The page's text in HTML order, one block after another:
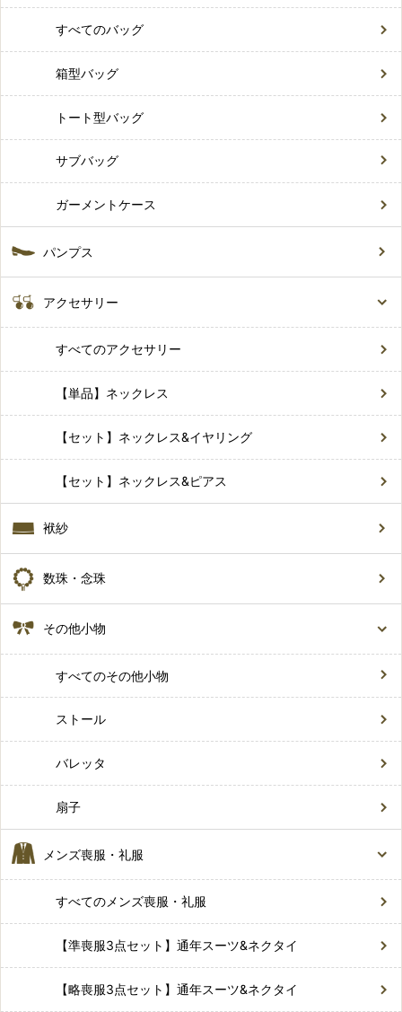
すべてのバッグ
箱型バッグ
トート型バッグ
サブバッグ
ガーメントケース
パンプス
アクセサリー
すべてのアクセサリー
【単品】ネックレス
【セット】ネックレス&イヤリング
【セット】ネックレス&ピアス
袱紗
数珠・念珠
その他小物
すべてのその他小物
ストール
バレッタ
扇子
メンズ喪服・礼服
すべてのメンズ喪服・礼服
【準喪服3点セット】通年スーツ&ネクタイ
【略喪服3点セット】通年スーツ&ネクタイ